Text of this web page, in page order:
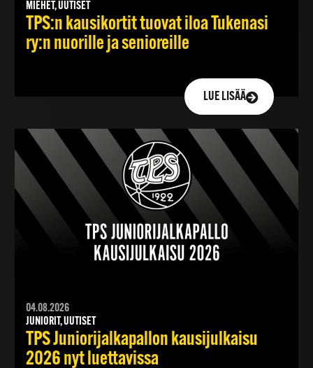
MIEHET, UUTISET
TPS:n kausikortit tuovat iloa Tukenasi
ry:n nuorille ja senioreille
LUE LISÄÄ
04.08.2026
JUNIORIT, UUTISET
TPS Juniorijalkapallon kausijulkaisu
2026 nyt luettavissa